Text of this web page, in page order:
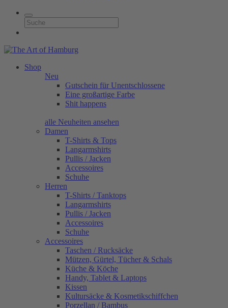
Shop
Neu
Gutschein für Unentschlossene
Eine großartige Farbe
Shit happens
alle Neuheiten ansehen
Damen
T-Shirts & Tops
Langarmshirts
Pullis / Jacken
Accessoires
Schuhe
Herren
T-Shirts / Tanktops
Langarmshirts
Pullis / Jacken
Accessoires
Schuhe
Accessoires
Taschen / Rucksäcke
Mützen, Gürtel, Tücher & Schals
Küche & Köche
Handy, Tablet & Laptops
Kissen
Kultursäcke & Kosmetikschiffchen
Porzellan / Bambus